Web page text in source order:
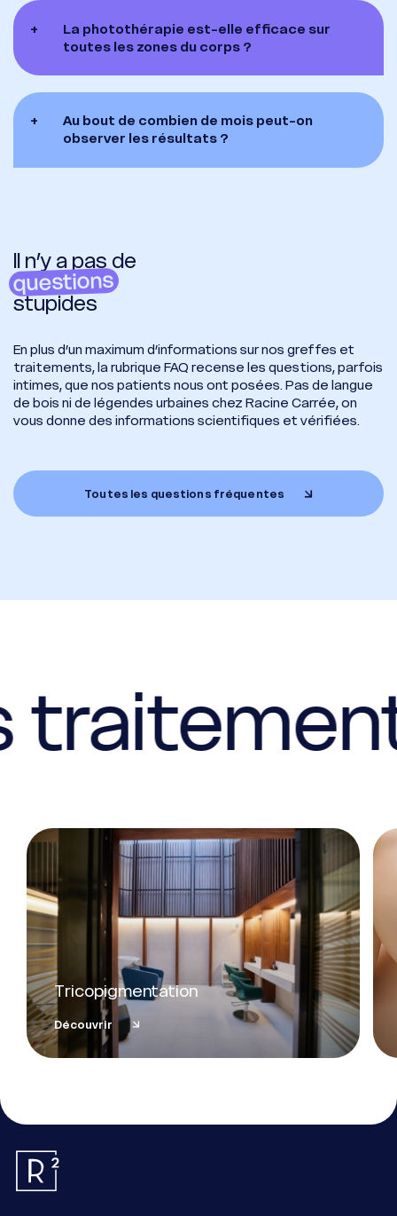
+
La photothérapie est-elle efficace sur
toutes les zones du corps ?
+
Au bout de combien de mois peut-on
observer les résultats ?
Il n’y a pas de
questions
stupides
En plus d’un maximum d’informations sur nos greffes et
traitements, la rubrique FAQ recense les questions, parfois
intimes, que nos patients nous ont posées. Pas de langue
de bois ni de légendes urbaines chez Racine Carrée, on
vous donne des informations scientifiques et vérifiées.
Toutes les questions fréquentes
Tricopigmentation
Découvrir
Mesure d’audience
Ces cookies nous permettent de mesurer le nombre de visites, de visiteurs